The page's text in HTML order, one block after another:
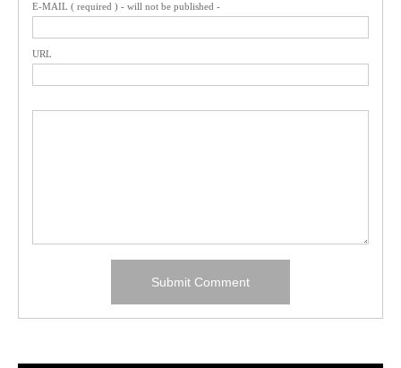
E-MAIL ( required ) - will not be published -
URL